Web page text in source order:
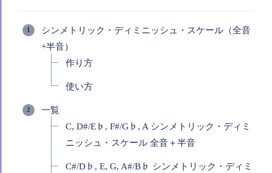
シンメトリック・ディミニッシュ・スケール（全音
+半音）
作り方
使い方
一覧
C, D#/E♭, F#/G♭, A シンメトリック・ディミ
ニッシュ・スケール 全音＋半音
C#/D♭, E, G, A#/B♭ シンメトリック・ディミ